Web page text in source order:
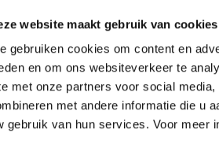
website maakt gebruik van cookies
gebruiken cookies om content en
en om ons websiteverkeer te
met onze partners voor social
met andere informatie die u
gebruik van hun services. Voor meer